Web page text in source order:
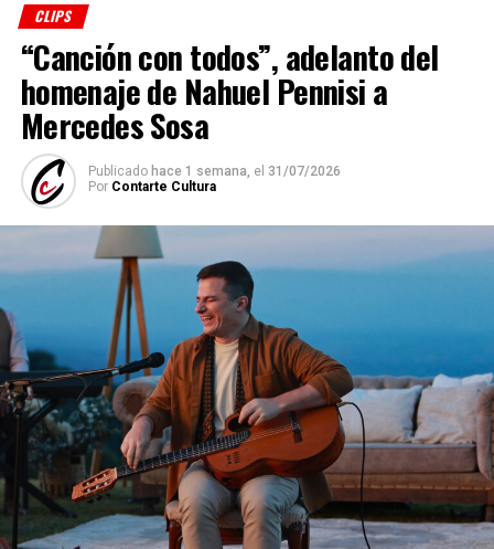
CLIPS
“Canción con todos”, adelanto del
homenaje de Nahuel Pennisi a
Mercedes Sosa
Publicado hace 1 semana, el 31/07/2026
Por Contarte Cultura